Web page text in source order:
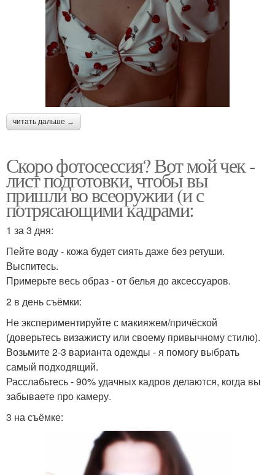
читать дальше →
Скоро фотосессия? Вот мой чек -
лист подготовки, чтобы вы
пришли во всеоружии (и с
потрясающими кадрами:
1 за 3 дня:
Пейте воду - кожа будет сиять даже без ретуши.
Выспитесь.
Примерьте весь образ - от белья до аксессуаров.
2 в день съёмки:
Не экспериментируйте с макияжем/причёской
(доверьтесь визажисту или своему привычному стилю).
Возьмите 2-3 варианта одежды - я помогу выбрать
самый подходящий.
Расслабьтесь - 90% удачных кадров делаются, когда вы
забываете про камеру.
3 на съёмке: